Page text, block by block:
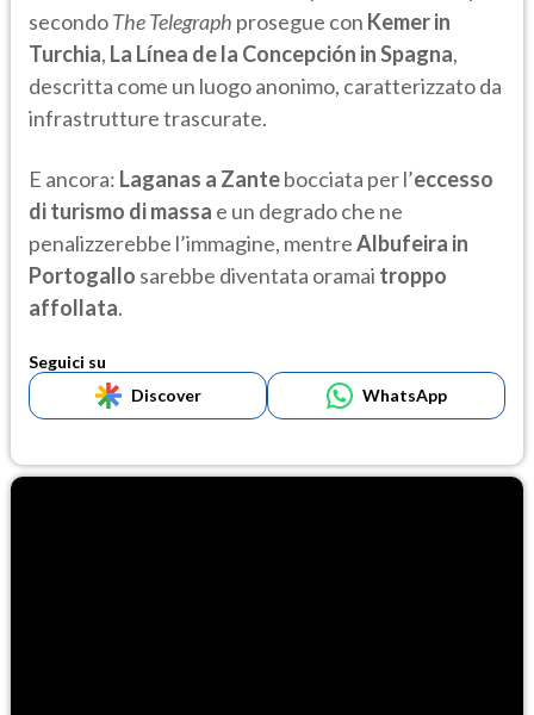
secondoThe Telegraph prosegue con Kemer in
Turchia, La Línea de la Concepción in Spagna,
descritta come un luogo anonimo, caratterizzato da
infrastrutture trascurate.
E ancora: Laganas a Zantebocciata per l’eccesso
di turismo di massa e un degrado che ne
penalizzerebbe l’immagine, mentreAlbufeira in
Portogallo sarebbe diventata oramai troppo
affollata.
Seguici su
Discover
WhatsApp